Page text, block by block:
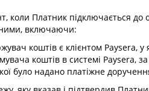
коли Платник підключається до
включаючи:
коштів є клієнтом Paysera,
коштів в системі Paysera,
було надано платіжне